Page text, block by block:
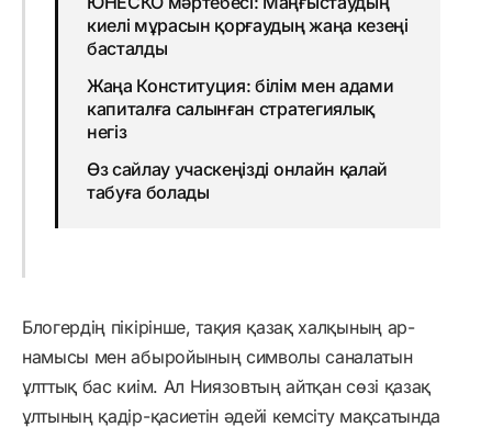
киелі мұрасын қорғаудың жаңа кезеңі
басталды
Жаңа Конституция: білім мен адами
капиталға салынған стратегиялық
негіз
Өз сайлау учаскеңізді онлайн қалай
табуға болады
Блогердің пікірінше, тақия қазақ халқының ар-
намысы мен абыройының символы саналатын
ұлттық бас киім. Ал Ниязовтың айтқан сөзі қазақ
ұлтының қадір-қасиетін әдейі кемсіту мақсатында